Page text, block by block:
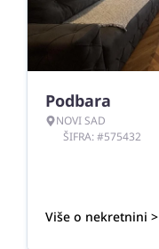
Podbara
NOVI SAD
ŠIFRA: #575432
Više o nekretnini >